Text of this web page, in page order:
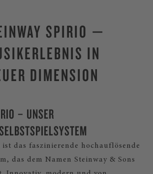
SPIRIO —
IN
DIMENSION
– UNSER
das faszinierende hochauflösende
das dem Namen Steinway & Sons